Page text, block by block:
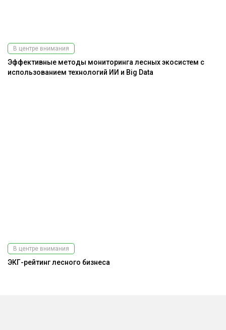
В центре внимания
Эффективные методы мониторинга лесных экосистем с
использованием технологий ИИ и Big Data
В центре внимания
ЭКГ-рейтинг лесного бизнеса